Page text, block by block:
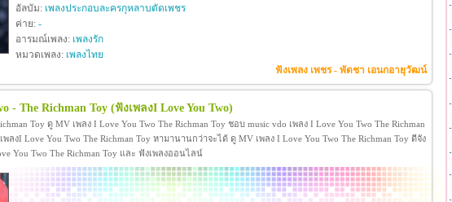
อัลบัม: เพลงประกอบละครกุหลาบตัดเพชร
ค่าย: -
อารมณ์เพลง: เพลงรัก
หมวดเพลง: เพลงไทย
ฟังเพลง เพชร - พัดชา เอนกอายุวัฒน์
- The Richman Toy (ฟังเพลงI Love You Two)
Toy ดู MV เพลง I Love You Two The Richman Toy ชอบ music vdo เพลง I Love You Two The Richman
ลงI Love You Two The Richman Toy หามานานกว่าจะได้ ดู MV เพลง I Love You Two The Richman Toy ดีจัง
You Two The Richman Toy และ ฟังเพลงออนไลน์